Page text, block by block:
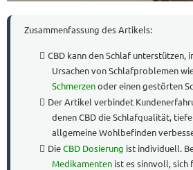
Zusammenfassung des Artikels:
CBD kann den Schlaf unterstützen,
Ursachen von Schlafproblemen
Schmerzenoder einen gestörten
Der Artikel verbindet
denen CBD die Schlafqualität,
allgemeine Wohlbefinden
DieCBD Dosierung ist individuell.
Medikamenten ist es sinnvoll, sich